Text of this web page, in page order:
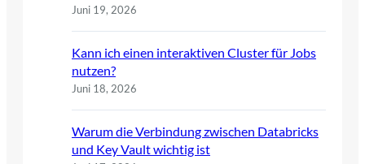
Juni 19, 2026
Kann ich einen interaktiven Cluster für Jobs
nutzen?
Juni 18, 2026
Warum die Verbindung zwischen Databricks
und Key Vault wichtig ist